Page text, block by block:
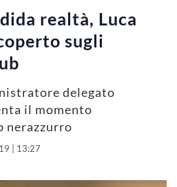
realtà, Luca
sugli
delegato
il momento
nerazzurro
| 13:27